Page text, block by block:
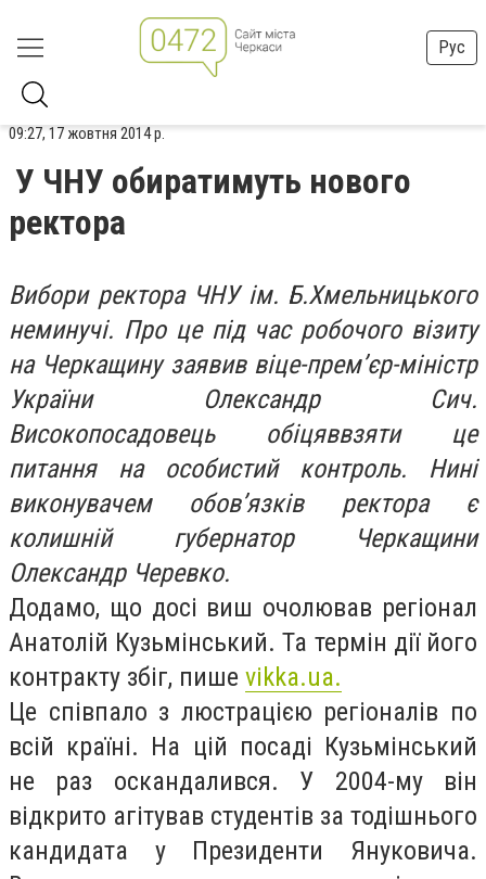
Рус
09:27, 17 жовтня 2014 р.
У ЧНУ обиратимуть нового
ректора
Вибори ректора ЧНУ ім. Б.Хмельницького
неминучі. Про це під час робочого візиту
на Черкащину заявив віце-прем’єр-міністр
України Олександр Сич.
Високопосадовець обіцяввзяти це
питання на особистий контроль. Нині
виконувачем обов’язків ректора є
колишній губернатор Черкащини
Олександр Черевко.
Додамо, що досі виш очолював регіонал
Анатолій Кузьмінський. Та термін дії його
контракту збіг, пише vikka.ua.
Це співпало з люстрацією регіоналів по
всій країні. На цій посаді Кузьмінський
не раз оскандалився. У 2004-му він
відкрито агітував студентів за тодішнього
кандидата у Президенти Януковича.